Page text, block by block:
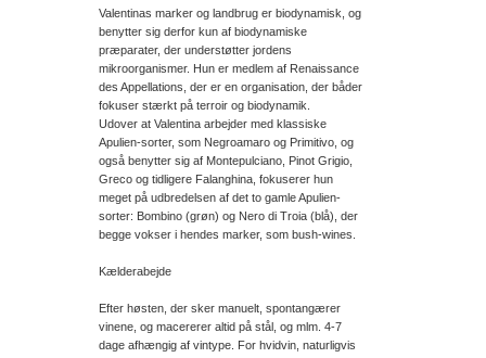
Valentinas marker og landbrug er biodynamisk, og
benytter sig derfor kun af biodynamiske
præparater, der understøtter jordens
mikroorganismer. Hun er medlem af Renaissance
des Appellations, der er en organisation, der båder
fokuser stærkt på terroir og biodynamik.
Udover at Valentina arbejder med klassiske
Apulien-sorter, som Negroamaro og Primitivo, og
også benytter sig af Montepulciano, Pinot Grigio,
Greco og tidligere Falanghina, fokuserer hun
meget på udbredelsen af det to gamle Apulien-
sorter: Bombino (grøn) og Nero di Troia (blå), der
begge vokser i hendes marker, som bush-wines.
Kælderabejde
Efter høsten, der sker manuelt, spontangærer
vinene, og macererer altid på stål, og mlm. 4-7
dage afhængig af vintype. For hvidvin, naturligvis